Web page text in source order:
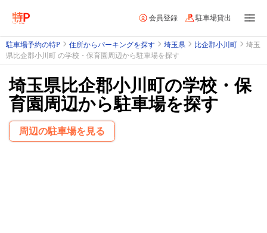
会員登録 駐車場貸出
駐車場予約の特P 住所からパーキングを探す 埼玉県 比企郡小川町
埼玉
県比企郡小川町 の学校・保育園周辺から駐車場を探す
埼玉県比企郡小川町の学校・保
育園周辺から駐車場を探す
周辺の駐車場を見る